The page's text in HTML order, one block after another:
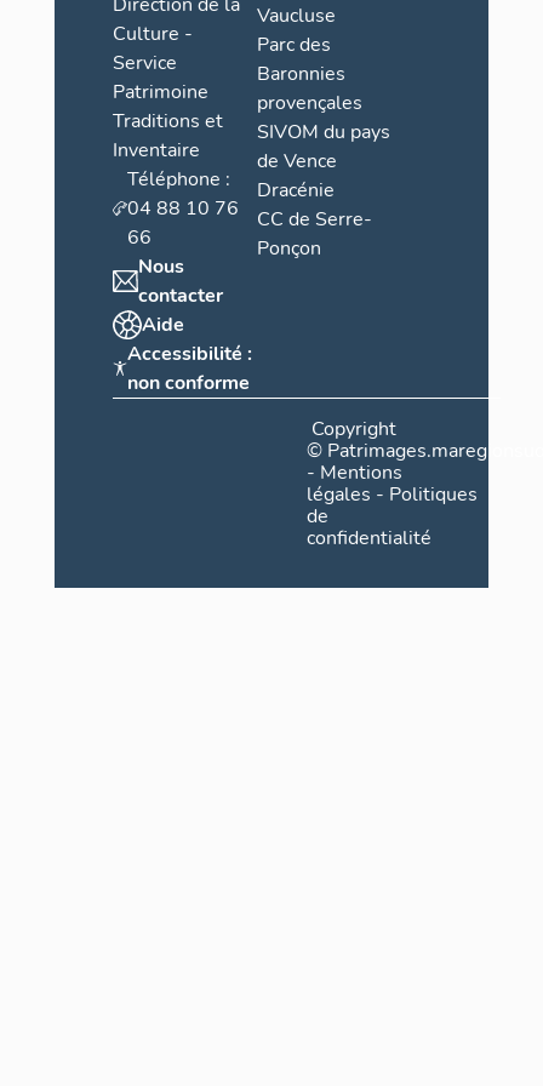
Culture -
Service
Patrimoine
Traditions et
Inventaire
Téléphone :
04 88 10 76
66
Nous
contacter
Aide
Accessibilité :
non conforme
Vaucluse
Parc des
Baronnies
provençales
SIVOM du pays
de Vence
Dracénie
CC de Serre-
Ponçon
Copyright
©
- Mentions
légales - Politiques
de
confidentialité